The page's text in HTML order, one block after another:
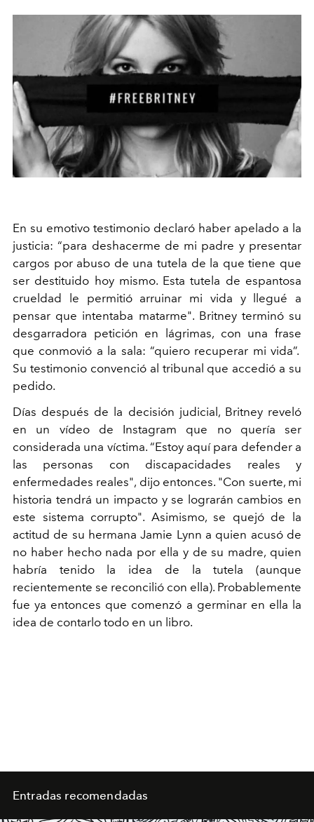
En su emotivo testimonio declaró haber apelado a la
justicia: “para deshacerme de mi padre y presentar
cargos por abuso de una tutela de la que tiene que
ser destituido hoy mismo. Esta tutela de espantosa
crueldad le permitió arruinar mi vida y llegué a
pensar que intentaba matarme". Britney terminó su
desgarradora petición en lágrimas, con una frase
que conmovió a la sala: “quiero recuperar mi vida”.
Su testimonio convenció al tribunal que accedió a su
pedido.
Días después de la decisión judicial, Britney reveló
en un vídeo de Instagram que no quería ser
considerada una víctima. “Estoy aquí para defender a
las personas con discapacidades reales y
enfermedades reales", dijo entonces. "Con suerte, mi
historia tendrá un impacto y se lograrán cambios en
este sistema corrupto". Asimismo, se quejó de la
actitud de su hermana Jamie Lynn a quien acusó de
no haber hecho nada por ella y de su madre, quien
habría tenido la idea de la tutela (aunque
recientemente se reconcilió con ella). Probablemente
fue ya entonces que comenzó a germinar en ella la
idea de contarlo todo en un libro.
Entradas recomendadas